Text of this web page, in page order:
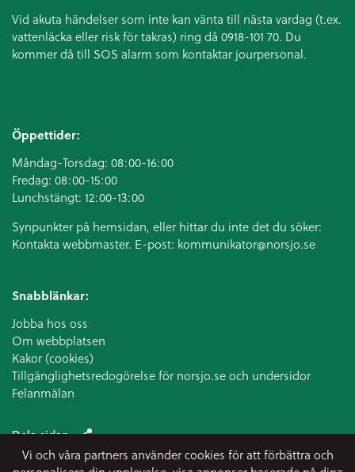
Vid akuta händelser som inte kan vänta till nästa vardag (t.ex.
vattenläcka eller risk för takras) ring då 0918-101 70. Du
kommer då till SOS alarm som kontaktar jourpersonal.
Öppettider:
Måndag-Torsdag: 08:00-16:00
Fredag: 08:00-15:00
Lunchstängt: 12:00-13:00
Synpunkter på hemsidan, eller hittar du inte det du söker:
Kontakta webbmaster. E-post: kommunikator@norsjo.se
Snabblänkar:
Jobba hos oss
Om webbplatsen
Kakor (cookies)
Tillgänglighetsredogörelse för norsjo.se och undersidor
Felanmälan
Dela sidan
Vi och våra partners använder cookies för att förbättra och